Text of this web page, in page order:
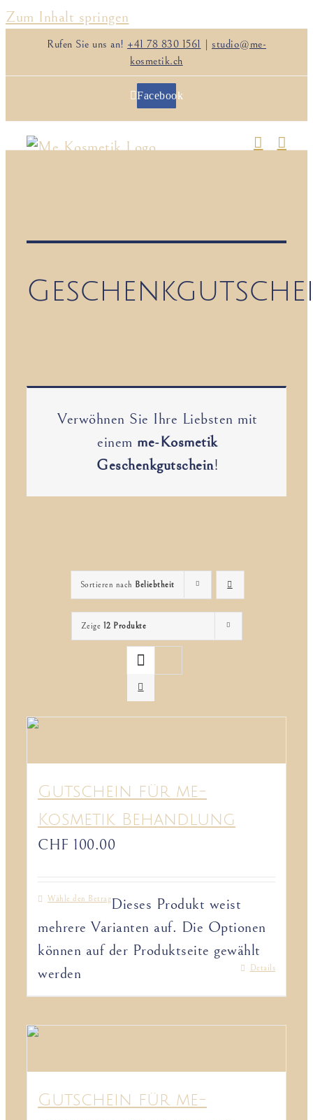
Zum Inhalt springen
Rufen Sie uns an! +41 78 830 1561 | studio@me-
kosmetik.ch
Facebook
Verwöhnen Sie Ihre Liebsten mit
einem me-Kosmetik
Geschenkgutschein!
Sortieren nach Beliebtheit
Zeige 12 Produkte
Gutschein für me-
Kosmetik Behandlung
CHF 100.00
Wähle den BetragDieses Produkt weist
mehrere Varianten auf. Die Optionen
können auf der Produktseite gewählt
werden
Details
Gutschein für me-